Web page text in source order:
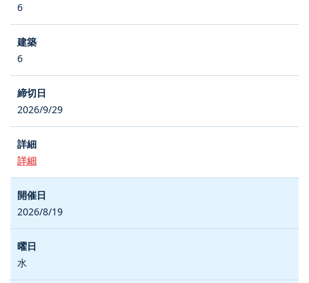
6
6
2026/9/29
詳細
2026/8/19
水